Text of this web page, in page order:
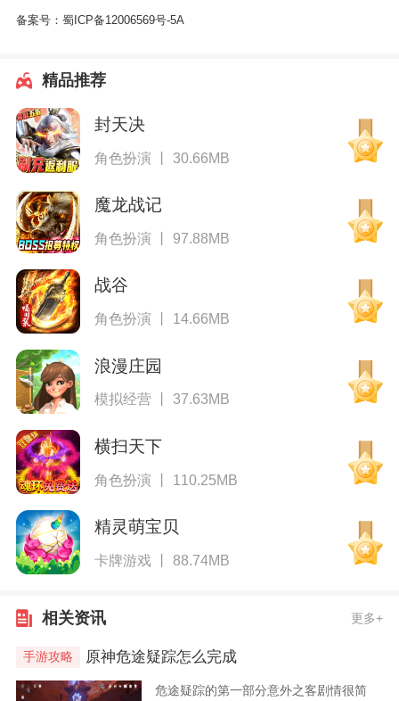
备案号： 蜀ICP备12006569号-5A
精品推荐
封天决
角色扮演 丨 30.66MB
魔龙战记
角色扮演 丨 97.88MB
战谷
角色扮演 丨 14.66MB
浪漫庄园
模拟经营 丨 37.63MB
横扫天下
角色扮演 丨 110.25MB
精灵萌宝贝
卡牌游戏 丨 88.74MB
相关资讯 更多+
手游攻略 原神危途疑踪怎么完成
危途疑踪的第一部分意外之客剧情很简